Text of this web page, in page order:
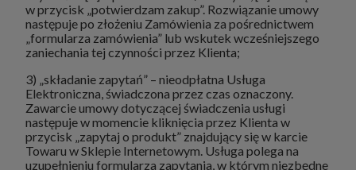
w przycisk „potwierdzam zakup”. Rozwiązanie umowy
następuje po złożeniu Zamówienia za pośrednictwem
„formularza zamówienia” lub wskutek wcześniejszego
zaniechania tej czynności przez Klienta;
3) „składanie zapytań” – nieodpłatna Usługa
Elektroniczna, świadczona przez czas oznaczony.
Zawarcie umowy dotyczącej świadczenia usługi
następuje w momencie kliknięcia przez Klienta w
przycisk „zapytaj o produkt” znajdujący się w karcie
Towaru w Sklepie Internetowym. Usługa polega na
uzupełnieniu formularza zapytania, w którym niezbędne